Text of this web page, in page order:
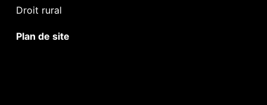
Droit rural
Plan de site